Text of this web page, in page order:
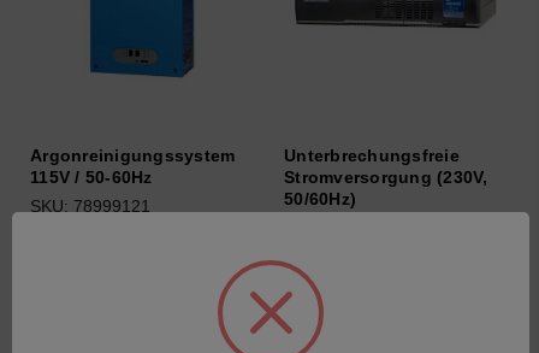
Argonreinigungssystem
115V / 50-60Hz
SKU: 78999121
Unterbrechungsfreie
Stromversorgung (230V,
50/60Hz)
Anmeldung für Preise